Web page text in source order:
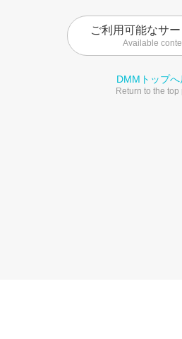
ご利用可能なサ
Available
DMMトップへ
Return to the top